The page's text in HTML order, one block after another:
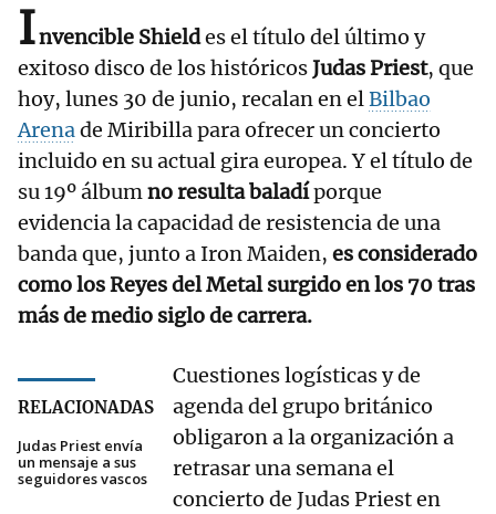
Invencible Shieldes el título del último y
exitoso disco de los históricosJudas Priest, que
hoy, lunes 30 de junio, recalan en elBilbao
Arenade Miribilla para ofrecer un concierto
incluido en su actual gira europea. Y el título de
su 19º álbumno resulta baladíporque
evidencia la capacidad de resistencia de una
banda que, junto a Iron Maiden, es considerado
como los Reyes del Metal surgido en los 70 tras
más de medio siglo de carrera.
RELACIONADAS
Judas Priest envía
un mensaje a sus
seguidores vascos
Cuestiones logísticas y de
agenda del grupo británico
obligaron a la organización a
retrasar una semana el
concierto de Judas Priest en